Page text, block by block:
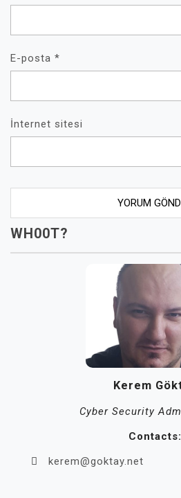
E-posta *
İnternet sitesi
WH00T?
Kerem
Cyber Security
Contacts:
kerem@goktay.net